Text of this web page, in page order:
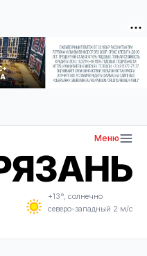
Меню
+13°, солнечно
северо-западный 2 м/с